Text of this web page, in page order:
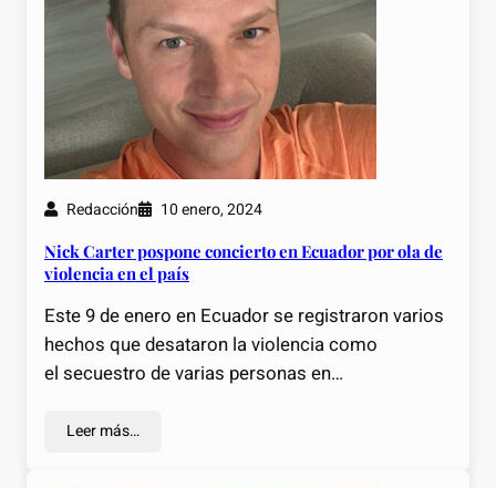
Redacción 10 enero, 2024
Nick Carter pospone concierto en Ecuador por ola de
violencia en el país
Este 9 de enero en Ecuador se registraron varios
hechos que desataron la violencia como
el secuestro de varias personas en…
Leer más…